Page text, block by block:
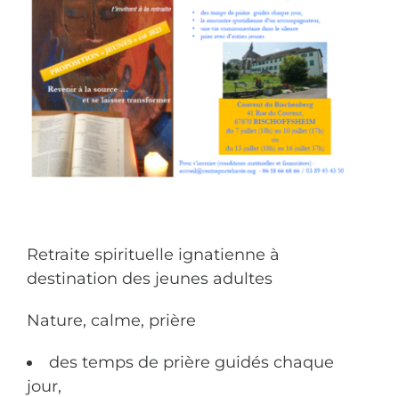
Retraite spirituelle ignatienne à
destination des jeunes adultes
Nature, calme, prière
des temps de prière guidés chaque
jour,